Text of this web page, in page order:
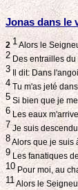
Jonas dans le
2 1Alors le
2 Des entrailles
3 Il dit: Dans
4 Tu m'as jeté
5 Si bien que je
6 Les eaux
7Je suis
8Alors que je suis
9 Les fanatiques
10Pour moi, au
11Alors le